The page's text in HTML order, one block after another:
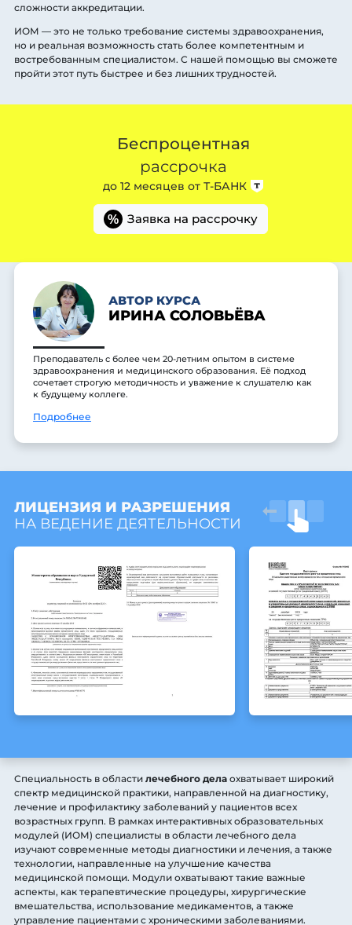
сложности аккредитации.
ИОМ — это не только требование системы здравоохранения,
но и реальная возможность стать более компетентным и
востребованным специалистом. С нашей помощью вы сможете
пройти этот путь быстрее и без лишних трудностей.
Беспроцентная
рассрочка
до 12 месяцев от Т-БАНК
% Заявка на рассрочку
АВТОР КУРСА
ИРИНА СОЛОВЬЁВА
Преподаватель с более чем 20-летним опытом в системе
здравоохранения и медицинского образования. Её подход
сочетает строгую методичность и уважение к слушателю как
к будущему коллеге.
Подробнее
ЛИЦЕНЗИЯ И РАЗРЕШЕНИЯ
НА ВЕДЕНИЕ ДЕЯТЕЛЬНОСТИ
Специальность в области лечебного дела охватывает широкий
спектр медицинской практики, направленной на диагностику,
лечение и профилактику заболеваний у пациентов всех
возрастных групп. В рамках интерактивных образовательных
модулей (ИОМ) специалисты в области лечебного дела
изучают современные методы диагностики и лечения, а также
технологии, направленные на улучшение качества
медицинской помощи. Модули охватывают такие важные
аспекты, как терапевтические процедуры, хирургические
вмешательства, использование медикаментов, а также
управление пациентами с хроническими заболеваниями.